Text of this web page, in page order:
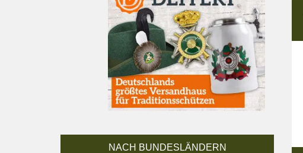
NACH BUNDESLÄNDERN